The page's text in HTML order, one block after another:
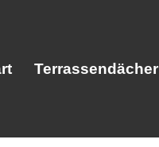
Terrassendächer